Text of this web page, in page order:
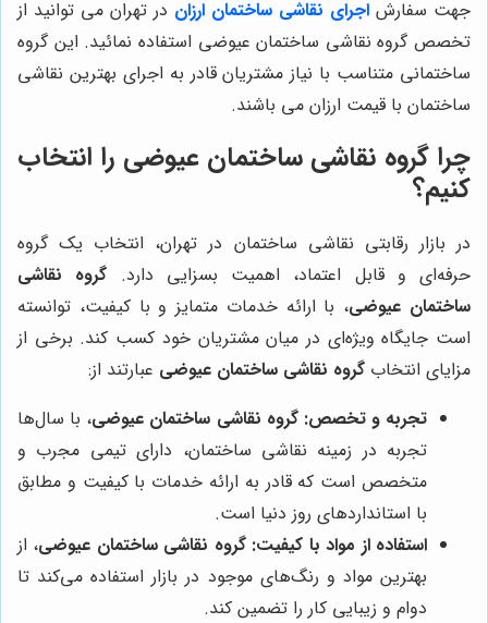
جهت سفارش اجرای نقاشی ساختمان ارزان در تهران می توانید از
تخصص گروه نقاشی ساختمان عیوضی استفاده نمائید. این گروه
ساختمانی متناسب با نیاز مشتریان قادر به اجرای بهترین نقاشی
ساختمان با قیمت ارزان می باشند.
چرا گروه نقاشی ساختمان عیوضی را انتخاب
کنیم؟
در بازار رقابتی نقاشی ساختمان در تهران، انتخاب یک گروه
حرفه‌ای و قابل اعتماد، اهمیت بسزایی دارد. گروه نقاشی
ساختمان عیوضی، با ارائه خدمات متمایز و با کیفیت، توانسته
است جایگاه ویژه‌ای در میان مشتریان خود کسب کند. برخی از
مزایای انتخاب گروه نقاشی ساختمان عیوضی عبارتند از:
تجربه و تخصص: گروه نقاشی ساختمان عیوضی، با سال‌ها
تجربه در زمینه نقاشی ساختمان، دارای تیمی مجرب و
متخصص است که قادر به ارائه خدمات با کیفیت و مطابق
با استانداردهای روز دنیا است.
استفاده از مواد با کیفیت: گروه نقاشی ساختمان عیوضی، از
بهترین مواد و رنگ‌های موجود در بازار استفاده می‌کند تا
دوام و زیبایی کار را تضمین کند.